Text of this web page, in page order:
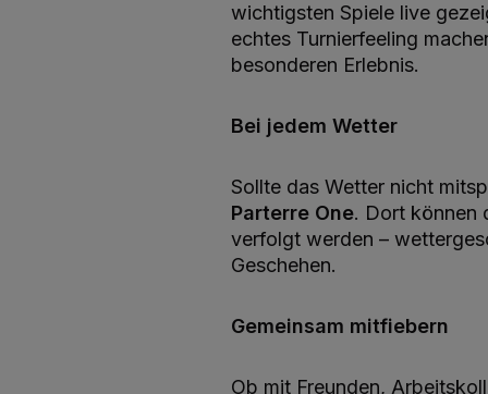
wichtigsten Spiele live
echtes Turnierfeeling
besonderen Erlebnis.
Bei jedem Wetter
Sollte das Wetter nicht
Parterre One. Dort können
verfolgt werden –
Geschehen.
Gemeinsam mitfiebern
Ob mit Freunden,